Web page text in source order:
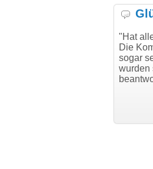
"Hat
Die
sogar
wurden